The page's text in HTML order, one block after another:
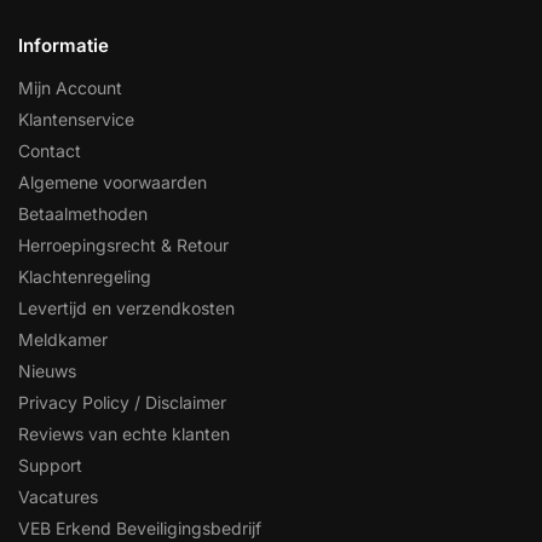
Informatie
Mijn Account
Klantenservice
Contact
Algemene voorwaarden
Betaalmethoden
Herroepingsrecht & Retour
Klachtenregeling
Levertijd en verzendkosten
Meldkamer
Nieuws
Privacy Policy / Disclaimer
Reviews van echte klanten
Support
Vacatures
VEB Erkend Beveiligingsbedrijf